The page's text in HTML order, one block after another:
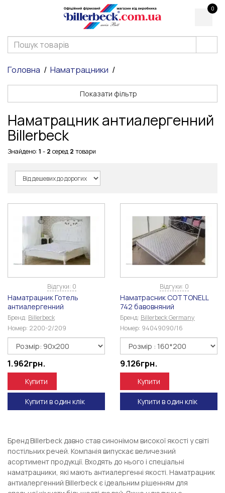
0
Головна Наматрацники
Показати фільтр
Наматрацник антиалергенний
Billerbeck
Знайдено: 1 - 2 серед 2 товари
Відгуки: 0
Наматрaцник Готель
антиалергенний
Бренд: Billerbeck
Номер: 2200-2/209
1.962грн.
Купити
Купити в один клік
Відгуки: 0
Наматрaсник COTTONELL
742 бавовняний
Бренд: Billerbeck Germany
Номер: 94049090/16
9.126грн.
Купити
Купити в один клік
Бренд Billerbeck давно став синонімом високої якості у світі
постільних речей. Компанія випускає величезний
асортимент продукції. Входять до нього і спеціальні
наматрацники, які мають антиалергенні якості. Наматрацник
антиалергенний Billerbeck є ідеальним рішенням для